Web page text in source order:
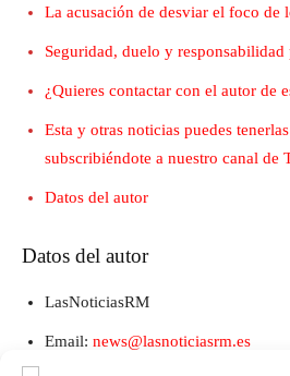
La acusación de desviar el foco de
Seguridad, duelo y responsabilidad
¿Quieres contactar con el autor de
Esta y otras noticias puedes
subscribiéndote a nuestro canal de
Datos del autor
Datos del autor
LasNoticiasRM
Email: news@lasnoticiasrm.es